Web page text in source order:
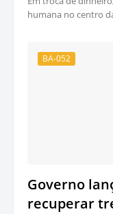
humana no centro
BA-052
Governo
recuperar